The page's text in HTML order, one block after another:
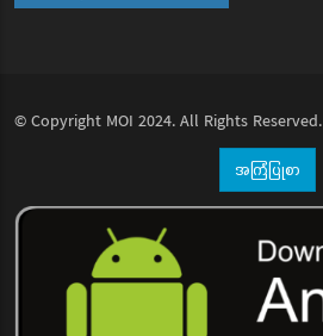
© Copyright MOI 2024. All Rights Reserved.
အကြံပြုစာ